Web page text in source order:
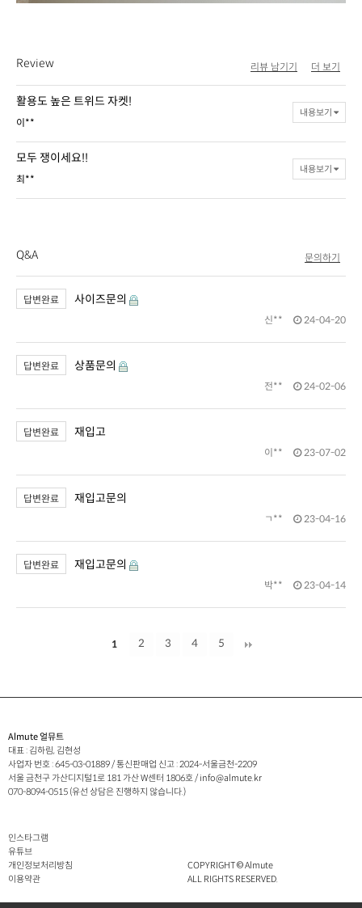
Review 리뷰 남기기 더 보기
활용도 높은 트위드 자켓!
이**
내용보기
모두 쟁이세요!!
최**
내용보기
Q&A 문의하기
답변완료 사이즈문의
신** 24-04-20
답변완료 상품문의
전** 24-02-06
답변완료 재입고
이** 23-07-02
답변완료 재입고문의
ㄱ** 23-04-16
답변완료 재입고문의
박** 23-04-14
1 2 3 4 5
Almute 얼뮤트
대표 : 김하림, 김현성
사업자 번호 :645-03-01889/ 통신판매업 신고 :2024-서울금천-2209
서울 금천구 가산디지털1로 181 가산 W센터 1806호/ info@almute.kr
070-8094-0515 (유선 상담은 진행하지 않습니다.)
인스타그램
유튜브
개인정보처리방침
이용약관
COPYRIGHT © Almute
ALL RIGHTS RESERVED.